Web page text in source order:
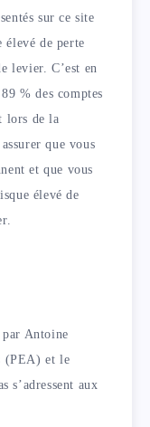
sur ce site
élevé de perte
levier. C’est en
% des comptes
lors de la
que vous
et que vous
élevé de
Antoine
(PEA) et le
s’adressent aux